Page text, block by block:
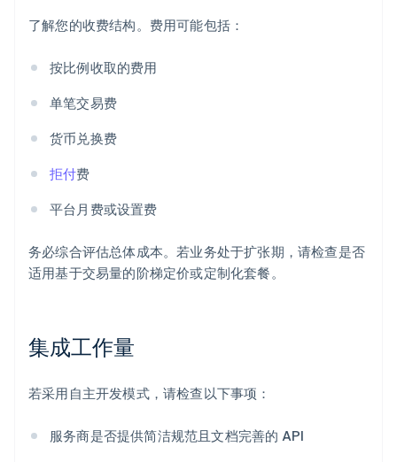
了解您的收费结构。费用可能包括：
按比例收取的费用
单笔交易费
货币兑换费
拒付费
平台月费或设置费
务必综合评估总体成本。若业务处于扩张期，请检查是否
适用基于交易量的阶梯定价或定制化套餐。
集成工作量
若采用自主开发模式，请检查以下事项：
服务商是否提供简洁规范且文档完善的 API